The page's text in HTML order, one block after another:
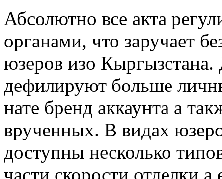
Абсолютно все акта
органами, что заручает
юзеров изо
дефилируют больше
нате бренд аккаунта а
врученных. В видах
доступны несколько
части скорости отделки